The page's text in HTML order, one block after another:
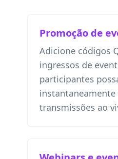
Promoção de
Adicione códigos
ingressos de
participantes
instantaneamente
transmissões ao